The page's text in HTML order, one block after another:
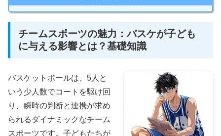
チームスポーツの魅力：バスケが子ども
に与える影響とは？基礎知識
バスケットボールは、5人と
いう少人数でコートを駆け回
り、瞬時の判断と連携が求め
られるダイナミックなチーム
スポーツです。子どもたちが